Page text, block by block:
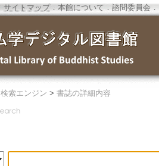
サイトマップ．本館について ． 諮問委員会 ．
検索エンジン > 書誌の詳細内容